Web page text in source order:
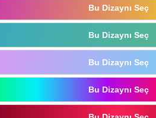
Bu Dizaynı Seç
Bu Dizaynı Seç
Bu Dizaynı Seç
Bu Dizaynı Seç